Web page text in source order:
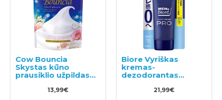
Cow Bouncia
Skystas kūno
prausiklio užpildas
13,99€
Biore Vyriškas
kremas-
dezodorantas
kojoms 70g
21,99€